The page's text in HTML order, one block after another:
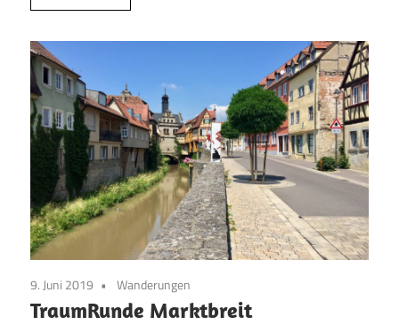
9. Juni 2019 Wanderungen
TraumRunde Marktbreit